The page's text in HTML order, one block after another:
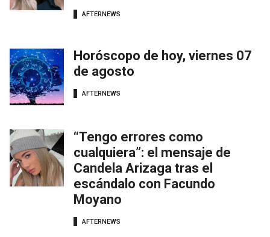
AFTERNEWS
Horóscopo de hoy, viernes 07
de agosto
AFTERNEWS
“Tengo errores como
cualquiera”: el mensaje de
Candela Arizaga tras el
escándalo con Facundo
Moyano
AFTERNEWS